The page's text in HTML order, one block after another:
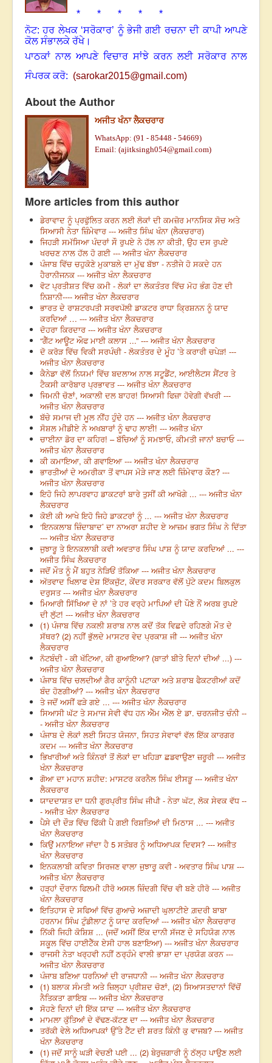
* * * * *
ਨੋਟ: ਹਰ ਲੇਖਕ ‘ਸਰੋਕਾਰ’ ਨੂੰ ਭੇਜੀ ਗਈ ਰਚਨਾ ਦੀ ਕਾਪੀ ਆਪਣੇ
ਕੋਲ ਸੰਭਾਲਕੇ ਰੱਖੇ।
ਪਾਠਕਾਂ ਨਾਲ ਆਪਣੇ ਵਿਚਾਰ ਸਾਂਝੇ ਕਰਨ ਲਈ ਸਰੋਕਾਰ ਨਾਲ
ਸੰਪਰਕ ਕਰੋ: (sarokar2015@gmail.com)
About the Author
ਅਜੀਤ ਖੰਨਾ ਲੈਕਚਰਾਰ
WhatsApp: (91 - 85448 - 54669)
Email: (ajitksingh054@gmail.com)
More articles from this author
ਡੇਰਾਵਾਦ ਨੂੰ ਪ੍ਰਫੁੱਲਿਤ ਕਰਨ ਲਈ ਲੋਕਾਂ ਦੀ ਕਮਜ਼ੋਰ ਮਾਨਸਿਕ ਸੋਚ ਅਤੇ
ਸਿਆਸੀ ਨੇਤਾ ਜ਼ਿੰਮੇਵਾਰ --- ਅਜੀਤ ਸਿੰਘ ਖੰਨਾ (ਲੈਕਚਰਾਰ)
ਜਿਹੜੀ ਸਮੱਸਿਆ ਪੰਦਰਾਂ ਸੌ ਰੁਪਏ ਨੇ ਹੱਲ ਨਾ ਕੀਤੀ, ਉਹ ਦਸ ਰੁਪਏ
ਖਰਚਣ ਨਾਲ ਹੱਲ ਹੋ ਗਈ --- ਅਜੀਤ ਖੰਨਾ ਲੈਕਚਰਾਰ
ਪੰਜਾਬ ਵਿੱਚ ਚਹੁਕੋਣੇ ਮੁਕਾਬਲੇ ਦਾ ਮੁੱਢ ਬੱਝਾ - ਨਤੀਜੇ ਹੋ ਸਕਦੇ ਹਨ
ਹੈਰਾਨੀਜਨਕ --- ਅਜੀਤ ਖੰਨਾ ਲੈਕਚਰਾਰ
ਵੋਟ ਪ੍ਰਤੀਸ਼ਤ ਵਿੱਚ ਕਮੀ - ਲੋਕਾਂ ਦਾ ਲੋਕਤੰਤਰ ਵਿੱਚ ਮੋਹ ਭੰਗ ਹੋਣ ਦੀ
ਨਿਸ਼ਾਨੀ---- ਅਜੀਤ ਖੰਨਾ ਲੈਕਚਰਾਰ
ਭਾਰਤ ਦੇ ਰਾਸ਼ਟਰਪਤੀ ਸਰਵਪੱਲੀ ਡਾਕਟਰ ਰਾਧਾ ਕ੍ਰਿਸ਼ਨਨ ਨੂੰ ਯਾਦ
ਕਰਦਿਆਂ … --- ਅਜੀਤ ਖੰਨਾ ਲੈਕਚਰਾਰ
ਦੋਹਰਾ ਕਿਰਦਾਰ --- ਅਜੀਤ ਖੰਨਾ ਲੈਕਚਰਾਰ
“ਗੈੱਟ ਆਊਟ ਔਫ ਮਾਈ ਕਲਾਸ ...” --- ਅਜੀਤ ਖੰਨਾ ਲੈਕਚਰਾਰ
ਦੋ ਕਰੋੜ ਵਿੱਚ ਵਿਕੀ ਸਰਪੰਚੀ - ਲੋਕਤੰਤਰ ਦੇ ਮੂੰਹ ’ਤੇ ਕਰਾਰੀ ਚਪੇੜ! ---
ਅਜੀਤ ਖੰਨਾ ਲੈਕਚਰਾਰ
ਕੈਨੇਡਾ ਵੱਲੋਂ ਨਿਯਮਾਂ ਵਿੱਚ ਬਦਲਾਅ ਨਾਲ ਸਟੂਡੈਂਟ, ਆਈਲੈਟਸ ਸੈਂਟਰ ਤੇ
ਟੈਕਸੀ ਕਾਰੋਬਾਰ ਪ੍ਰਭਾਵਤ --- ਅਜੀਤ ਖੰਨਾ ਲੈਕਚਰਾਰ
ਜਿਮਨੀ ਚੋਣਾਂ, ਅਕਾਲੀ ਦਲ ਬਾਹਰ! ਸਿਆਸੀ ਫਿਜ਼ਾ ਹੋਵੇਗੀ ਵੱਖਰੀ ---
ਅਜੀਤ ਖੰਨਾ ਲੈਕਚਰਾਰ
ਬੱਚੇ ਸਮਾਜ ਦੀ ਮੂਲ ਨੀਂਹ ਹੁੰਦੇ ਹਨ --- ਅਜੀਤ ਖੰਨਾ ਲੈਕਚਰਾਰ
ਸੋਸ਼ਲ ਮੀਡੀਏ ਨੇ ਅਖਬਾਰਾਂ ਨੂੰ ਢਾਹ ਲਾਈ! --- ਅਜੀਤ ਖੰਨਾ
ਚਾਈਨਾ ਡੋਰ ਦਾ ਕਹਿਰ! – ਬੱਚਿਆਂ ਨੂੰ ਸਮਝਾਓ, ਕੀਮਤੀ ਜਾਨਾਂ ਬਚਾਓ ---
ਅਜੀਤ ਖੰਨਾ ਲੈਕਚਰਾਰ
ਕੀ ਕਮਾਇਆ, ਕੀ ਗਵਾਇਆ --- ਅਜੀਤ ਖੰਨਾ ਲੈਕਚਰਾਰ
ਭਾਰਤੀਆਂ ਦੇ ਅਮਰੀਕਾ ਤੋਂ ਵਾਪਸ ਮੋੜੇ ਜਾਣ ਲਈ ਜ਼ਿੰਮੇਵਾਰ ਕੌਣ? ---
ਅਜੀਤ ਖੰਨਾ ਲੈਕਚਰਾਰ
ਇਹੋ ਜਿਹੇ ਲਾਪਰਵਾਹ ਡਾਕਟਰਾਂ ਬਾਰੇ ਤੁਸੀਂ ਕੀ ਆਖੋਗੇ ... --- ਅਜੀਤ ਖੰਨਾ
ਲੈਕਚਰਾਰ
ਕੋਈ ਕੀ ਆਖੇ ਇਹੋ ਜਿਹੇ ਡਾਕਟਰਾਂ ਨੂੰ ... --- ਅਜੀਤ ਖੰਨਾ ਲੈਕਚਰਾਰ
‘ਇਨਕਲਾਬ ਜ਼ਿੰਦਾਬਾਦ’ ਦਾ ਨਾਅਰਾ ਸ਼ਹੀਦ ਏ ਆਜ਼ਮ ਭਗਤ ਸਿੰਘ ਨੇ ਦਿੱਤਾ
--- ਅਜੀਤ ਖੰਨਾ ਲੈਕਚਰਾਰ
ਜੁਝਾਰੂ ਤੇ ਇਨਕਲਾਬੀ ਕਵੀ ਅਵਤਾਰ ਸਿੰਘ ਪਾਸ਼ ਨੂੰ ਯਾਦ ਕਰਦਿਆਂ ... ---
ਅਜੀਤ ਸਿੰਘ ਲੈਕਚਰਾਰ
ਜਦੋਂ ਮੌਤ ਨੂੰ ਮੈਂ ਬਹੁਤ ਨੇੜਿਓਂ ਤੱਕਿਆ --- ਅਜੀਤ ਖੰਨਾ ਲੈਕਚਰਾਰ
ਅੱਤਵਾਦ ਖਿਲਾਫ ਦੇਸ਼ ਇੱਕਜੁੱਟ, ਕੇਂਦਰ ਸਰਕਾਰ ਵੱਲੋਂ ਪੁੱਟੇ ਕਦਮ ਬਿਲਕੁਲ
ਦਰੁਸਤ --- ਅਜੀਤ ਖੰਨਾ ਲੈਕਚਰਾਰ
ਮਿਆਰੀ ਸਿੱਖਿਆ ਦੇ ਨਾਂ ’ਤੇ ਹਰ ਵਰ੍ਹੇ ਮਾਪਿਆਂ ਦੀ ਪੌਣੇ ਨੌਂ ਅਰਬ ਰੁਪਏ
ਦੀ ਲੁੱਟ! --- ਅਜੀਤ ਖੰਨਾ ਲੈਕਚਰਾਰ
(1) ਪੰਜਾਬ ਵਿੱਚ ਨਕਲੀ ਸ਼ਰਾਬ ਨਾਲ ਕਦੋਂ ਤੱਕ ਵਿਛਦੇ ਰਹਿਣਗੇ ਮੌਤ ਦੇ
ਸੱਥਰ? (2) ਨਹੀਂ ਭੁੱਲਦੇ ਮਾਸਟਰ ਵੇਦ ਪ੍ਰਕਾਸ਼ ਜੀ --- ਅਜੀਤ ਖੰਨਾ
ਲੈਕਚਰਾਰ
ਨੋਟਬੰਦੀ - ਕੀ ਖੱਟਿਆ, ਕੀ ਗੁਆਇਆ? (ਬਾਤਾਂ ਬੀਤੇ ਦਿਨਾਂ ਦੀਆਂ ...) ---
ਅਜੀਤ ਖੰਨਾ ਲੈਕਚਰਾਰ
ਪੰਜਾਬ ਵਿੱਚ ਚਲਦੀਆਂ ਗੈਰ ਕਾਨੂੰਨੀ ਪਟਾਕਾ ਅਤੇ ਸ਼ਰਾਬ ਫੈਕਟਰੀਆਂ ਕਦੋਂ
ਬੰਦ ਹੋਣਗੀਆਂ? --- ਅਜੀਤ ਖੰਨਾ ਲੈਕਚਰਾਰ
ਤੇ ਜਦੋਂ ਅਸੀਂ ਫੜੇ ਗਏ ... --- ਅਜੀਤ ਖੰਨਾ ਲੈਕਚਰਾਰ
ਸਿਆਸੀ ਘੱਟ ਤੇ ਸਮਾਜ ਸੇਵੀ ਵੱਧ ਹਨ ਐੱਮ ਐੱਲ ਏ ਡਾ. ਚਰਨਜੀਤ ਚੰਨੀ --
- ਅਜੀਤ ਖੰਨਾ ਲੈਕਚਰਾਰ
ਪੰਜਾਬ ਦੇ ਲੋਕਾਂ ਲਈ ਸਿਹਤ ਯੋਜਨਾ, ਸਿਹਤ ਸੇਵਾਵਾਂ ਵੱਲ ਇੱਕ ਕਾਰਗਰ
ਕਦਮ --- ਅਜੀਤ ਖੰਨਾ ਲੈਕਚਰਾਰ
ਭਿਖਾਰੀਆਂ ਅਤੇ ਕਿੰਨਰਾਂ ਤੋਂ ਲੋਕਾਂ ਦਾ ਖਹਿੜਾ ਛਡਵਾਉਣਾ ਜ਼ਰੂਰੀ --- ਅਜੀਤ
ਖੰਨਾ ਲੈਕਚਰਾਰ
ਗੋਆ ਦਾ ਮਹਾਨ ਸ਼ਹੀਦ: ਮਾਸਟਰ ਕਰਨੈਲ ਸਿੰਘ ਈਸੜੂ --- ਅਜੀਤ ਖੰਨਾ
ਲੈਕਚਰਾਰ
ਯਾਦਦਾਸ਼ਤ ਦਾ ਧਨੀ ਗੁਰਪ੍ਰੀਤ ਸਿੰਘ ਜੀਪੀ - ਨੇਤਾ ਘੱਟ, ਲੋਕ ਸੇਵਕ ਵੱਧ --
- ਅਜੀਤ ਖੰਨਾ ਲੈਕਚਰਾਰ
ਪੈਸੇ ਦੀ ਦੌੜ ਵਿੱਚ ਫਿੱਕੀ ਪੈ ਗਈ ਰਿਸ਼ਤਿਆਂ ਦੀ ਮਿਠਾਸ ... --- ਅਜੀਤ
ਖੰਨਾ ਲੈਕਚਰਾਰ
ਕਿਉਂ ਮਨਾਇਆ ਜਾਂਦਾ ਹੈ 5 ਸਤੰਬਰ ਨੂੰ ਅਧਿਆਪਕ ਦਿਵਸ? --- ਅਜੀਤ
ਖੰਨਾ ਲੈਕਚਰਾਰ
ਇਨਕਲਾਬੀ ਕਵਿਤਾ ਸਿਰਜਣ ਵਾਲਾ ਜੁਝਾਰੂ ਕਵੀ - ਅਵਤਾਰ ਸਿੰਘ ਪਾਸ਼ ---
ਅਜੀਤ ਖੰਨਾ ਲੈਕਚਰਾਰ
ਹੜ੍ਹਾਂ ਦੌਰਾਨ ਫਿਲਮੀ ਹੀਰੋ ਅਸਲ ਜ਼ਿੰਦਗੀ ਵਿੱਚ ਵੀ ਬਣੇ ਹੀਰੋ --- ਅਜੀਤ
ਖੰਨਾ ਲੈਕਚਰਾਰ
ਇਤਿਹਾਸ ਦੇ ਸਫਿਆਂ ਵਿੱਚ ਗੁਆਚੇ ਅਜ਼ਾਦੀ ਘੁਲਾਟੀਏ ਗ਼ਦਰੀ ਬਾਬਾ
ਹਰਨਾਮ ਸਿੰਘ ਟੁੰਡੀਲਾਟ ਨੂੰ ਯਾਦ ਕਰਦਿਆਂ --- ਅਜੀਤ ਖੰਨਾ ਲੈਕਚਰਾਰ
ਨਿੱਕੀ ਜਿਹੀ ਕੋਸ਼ਿਸ਼ ... (ਜਦੋਂ ਅਸੀਂ ਇੱਕ ਦਾਨੀ ਸੱਜਣ ਦੇ ਸਹਿਯੋਗ ਨਾਲ
ਸਕੂਲ ਵਿੱਚ ਹਾਈਟੈੱਕ ਏਸੀ ਹਾਲ ਬਣਾਇਆ) --- ਅਜੀਤ ਖੰਨਾ ਲੈਕਚਰਾਰ
ਰਾਜਸੀ ਨੇਤਾ ਖਰ੍ਹਵੀ ਨਹੀਂ ਠਰ੍ਹੰਮੇ ਵਾਲੀ ਭਾਸ਼ਾ ਦਾ ਪ੍ਰਯੋਗ ਕਰਨ ---
ਅਜੀਤ ਖੰਨਾ ਲੈਕਚਰਾਰ
ਪੰਜਾਬ ਬਣਿਆ ਧਰਨਿਆਂ ਦੀ ਰਾਜਧਾਨੀ --- ਅਜੀਤ ਖੰਨਾ ਲੈਕਚਰਾਰ
(1) ਬਲਾਕ ਸੰਮਤੀ ਅਤੇ ਜ਼ਿਲ੍ਹਾ ਪ੍ਰੀਸ਼ਦ ਚੋਣਾਂ, (2) ਸਿਆਸਤਦਾਨਾਂ ਵਿੱਚੋਂ
ਨੈਤਿਕਤਾ ਗਾਇਬ --- ਅਜੀਤ ਖੰਨਾ ਲੈਕਚਰਾਰ
ਸੋਹਣੇ ਦਿਨਾਂ ਦੀ ਇੱਕ ਯਾਦ --- ਅਜੀਤ ਖੰਨਾ ਲੈਕਚਰਾਰ
ਮਾਮਲਾ ਕੁੱਤਿਆਂ ਦੇ ਵੱਢਣ-ਕੱਟਣ ਦਾ --- ਅਜੀਤ ਖੰਨਾ ਲੈਕਚਰਾਰ
ਤਰੱਕੀ ਵੇਲੇ ਅਧਿਆਪਕਾਂ ਉੱਤੇ ਟੈੱਟ ਦੀ ਸ਼ਰਤ ਕਿੰਨੀ ਕੁ ਵਾਜਬ? --- ਅਜੀਤ
ਖੰਨਾ ਲੈਕਚਰਾਰ
(1) ਜਦੋਂ ਸਾਨੂੰ ਘੜੀ ਵੇਚਣੀ ਪਈ ... (2) ਬੇਰੁਜ਼ਗਾਰੀ ਨੂੰ ਠੱਲ੍ਹ ਪਾਉਣ ਲਈ